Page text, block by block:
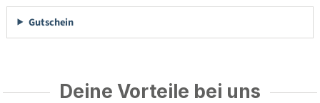
Gutschein
Deine Vorteile bei uns